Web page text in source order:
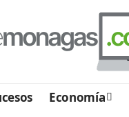
Economía